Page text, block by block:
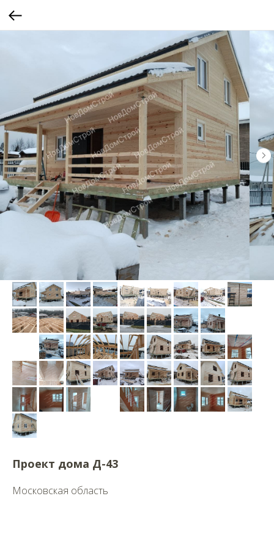
Проект дома Д-43
Московская область